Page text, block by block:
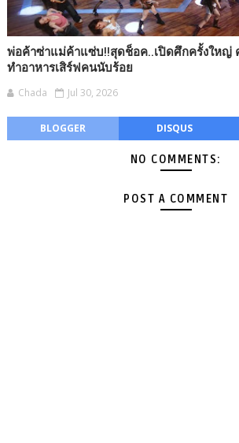
พ่อค้าซ่าแม่ค้าแซ่บ!!สุดช็อค..เปิดศึกครั้งใหญ่
ทำอาหารเสิร์ฟคนนับร้อย
Chada Jul 30, 2026
BLOGGER DISQUS
NO COMMENTS:
POST A COMMENT